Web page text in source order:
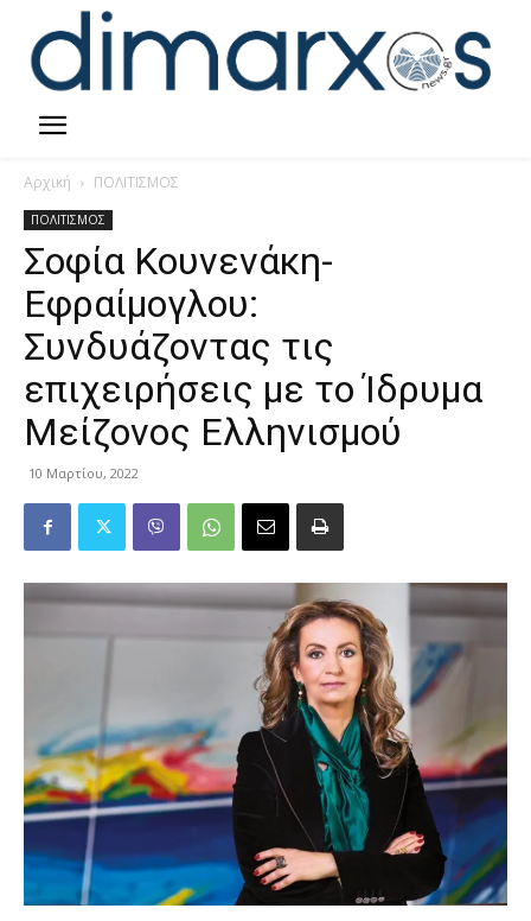
Αρχική ΠΟΛΙΤΙΣΜΟΣ
ΠΟΛΙΤΙΣΜΟΣ
Σοφία Κουνενάκη-
Εφραίμογλου:
Συνδυάζοντας τις
επιχειρήσεις με το Ίδρυμα
Μείζονος Ελληνισμού
10 Μαρτίου, 2022